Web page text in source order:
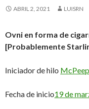
ABRIL 2, 2021 LUISRN
Ovni en forma de
[Probablemente
Iniciador de hilo
Fecha de inicio19 de